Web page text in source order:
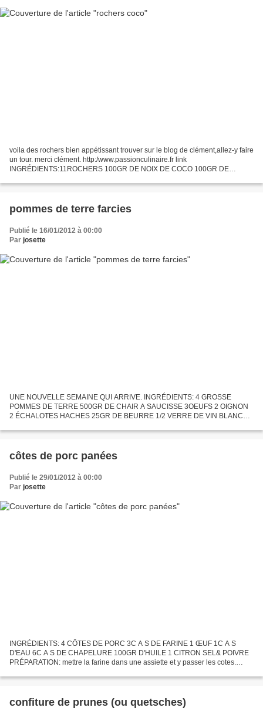
voila des rochers bien appétissant trouver sur le blog de clément,allez-y faire
un tour. merci clément. http:/www.passionculinaire.fr link
INGRÉDIENTS:11ROCHERS 100GR DE NOIX DE COCO 100GR DE
PRÉPARATION:...
pommes de terre farcies
Publié le 16/01/2012 à 00:00
Par josette
UNE NOUVELLE SEMAINE QUI ARRIVE. INGRÉDIENTS: 4 GROSSE
POMMES DE TERRE 500GR DE CHAIR A SAUCISSE 3OEUFS 2 OIGNON
2 ÉCHALOTES HACHES 25GR DE BEURRE 1/2 VERRE DE VIN BLANC
DE PERSIL HACHES PRÉPARATION:...
côtes de porc panées
Publié le 29/01/2012 à 00:00
Par josette
INGRÉDIENTS: 4 CÔTES DE PORC 3C A S DE FARINE 1 ŒUF 1C A S
D'EAU 6C A S DE CHAPELURE 100GR D'HUILE 1 CITRON SEL& POIVRE
PRÉPARATION: mettre la farine dans une assiette et y passer les cotes.
confiture de prunes (ou quetsches)